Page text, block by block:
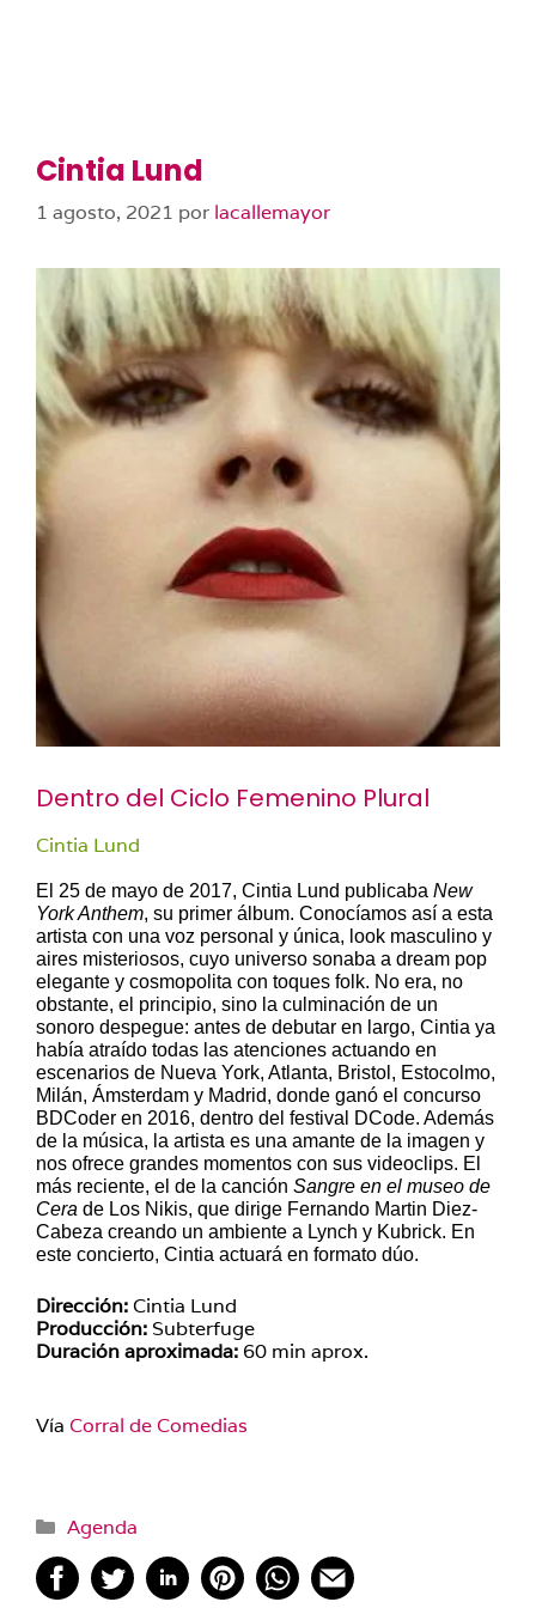
Cintia Lund
1 agosto, 2021 por lacallemayor
Dentro del Ciclo Femenino Plural
Cintia Lund
El 25 de mayo de 2017, Cintia Lund publicaba New
York Anthem, su primer álbum. Conocíamos así a esta
artista con una voz personal y única, look masculino y
aires misteriosos, cuyo universo sonaba a dream pop
elegante y cosmopolita con toques folk. No era, no
obstante, el principio, sino la culminación de un
sonoro despegue: antes de debutar en largo, Cintia ya
había atraído todas las atenciones actuando en
escenarios de Nueva York, Atlanta, Bristol, Estocolmo,
Milán, Ámsterdam y Madrid, donde ganó el concurso
BDCoder en 2016, dentro del festival DCode. Además
de la música, la artista es una amante de la imagen y
nos ofrece grandes momentos con sus videoclips. El
más reciente, el de la canción Sangre en el museo de
Cera de Los Nikis, que dirige Fernando Martin Diez-
Cabeza creando un ambiente a Lynch y Kubrick. En
este concierto, Cintia actuará en formato dúo.
Dirección: Cintia Lund
Producción: Subterfuge
Duración aproximada: 60 min aprox.
Vía Corral de Comedias
Categorías
Agenda